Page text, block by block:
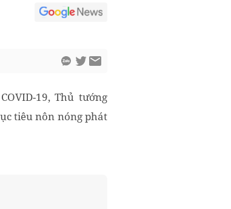
19, Thủ tướng
tiêu nôn nóng phát